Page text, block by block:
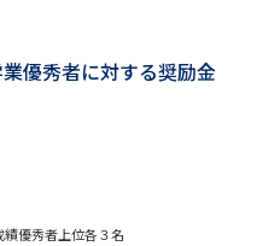
優秀者に対する奨励金
優秀者上位各３名